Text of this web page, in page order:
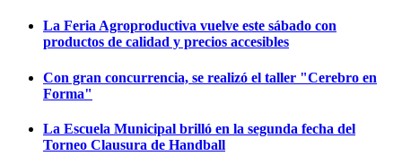
La Feria Agroproductiva vuelve este sábado con
productos de calidad y precios accesibles
Con gran concurrencia, se realizó el taller "Cerebro en
Forma"
La Escuela Municipal brilló en la segunda fecha del
Torneo Clausura de Handball